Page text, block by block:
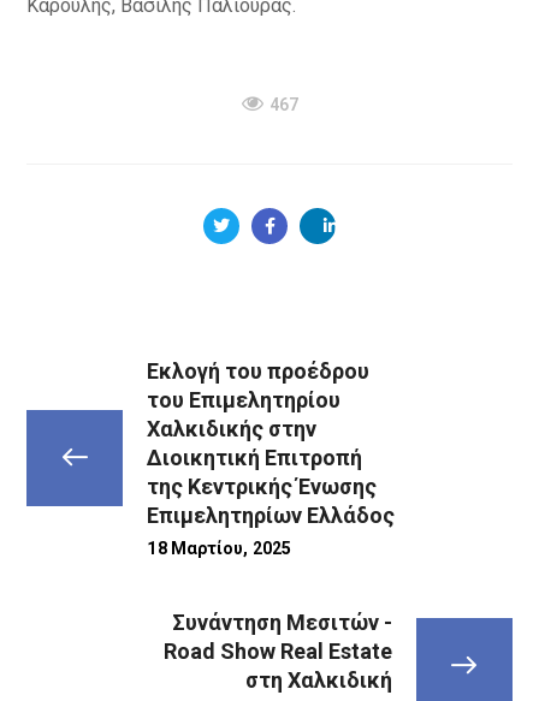
Καρούλης, Βασίλης Παλιούρας.
467
Εκλογή του προέδρου
του Επιμελητηρίου
Χαλκιδικής στην
Διοικητική Επιτροπή
της Κεντρικής Ένωσης
Επιμελητηρίων Ελλάδος
18 Μαρτίου, 2025
Συνάντηση Μεσιτών -
Road Show Real Estate
στη Χαλκιδική